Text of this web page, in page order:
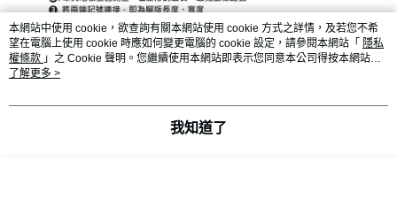
本網站中使用 cookie，欲查詢有關本網站使用 cookie 方式之詳情，及若您不希
望在電腦上使用 cookie 時應如何變更電腦的 cookie 設定，請參閱本網站「 隱私
權條款 」之 Cookie 聲明。您繼續使用本網站即表示您同意本公司得按本網站使
用條款之 Cookie 聲明使用 cookie。
了解更多 >
我知道了